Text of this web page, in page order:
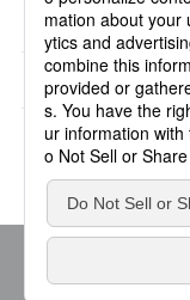
2018年
2017年